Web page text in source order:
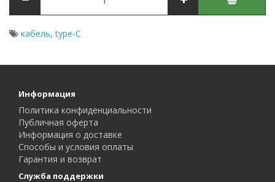
кабель,type-C
Информация
Политика конфиденциальности
Публичная оферта
Информация о доставке
Способы и условия оплаты
Гарантия и возврат
Служба поддержки